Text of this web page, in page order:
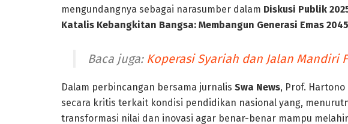
mengundangnya sebagai narasumber dalam Diskusi Publik
Katalis Kebangkitan Bangsa: Membangun Generasi Emas 2045
Baca juga: Koperasi Syariah dan Jalan Mandiri
Dalam perbincangan bersama jurnalis Swa News, Prof.
secara kritis terkait kondisi pendidikan nasional yang,
transformasi nilai dan inovasi agar benar-benar mampu